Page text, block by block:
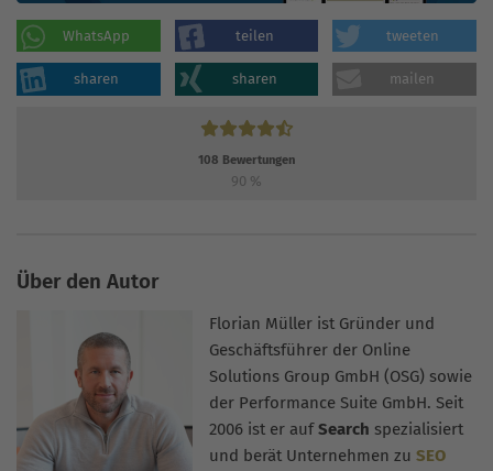
WhatsApp teilen tweeten
sharen sharen mailen
108 Bewertungen
90 %
Über den Autor
Florian Müller ist Gründer und
Geschäftsführer der Online
Solutions Group GmbH (OSG) sowie
der Performance Suite GmbH. Seit
2006 ist er aufSearch spezialisiert
und berät Unternehmen zu SEO